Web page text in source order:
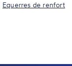
Equerres de renfort